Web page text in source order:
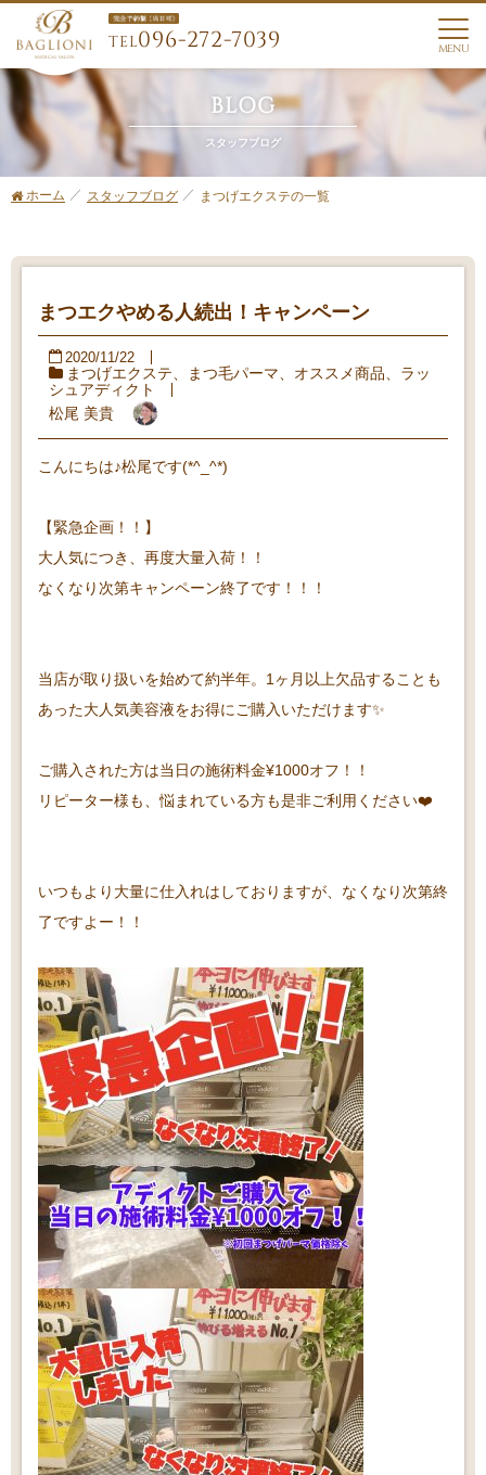
TEL096-272-7039 MENU
BLOG
スタッフブログ
ホーム スタッフブログ まつげエクステの一覧
まつエクやめる人続出！キャンペーン
2020/11/22
まつげエクステ まつ毛パーマ オススメ商品
ラッ
シュアディクト
松尾 美貴
こんにちは♪松尾です(*^_^*)
【緊急企画！！】
大人気につき、再度大量入荷！！
なくなり次第キャンペーン終了です！！！
当店が取り扱いを始めて約半年。1ヶ月以上欠品することも
あった大人気美容液をお得にご購入いただけます✨
ご購入された方は当日の施術料金¥1000オフ！！
リピーター様も、悩まれている方も是非ご利用ください❤️
いつもより大量に仕入れはしておりますが、なくなり次第終
了ですよー！！